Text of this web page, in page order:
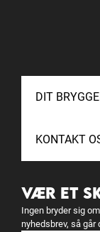
DIT
KONTAKT
VÆR ET
Ingen bryder sig
nyhedsbrev, så går